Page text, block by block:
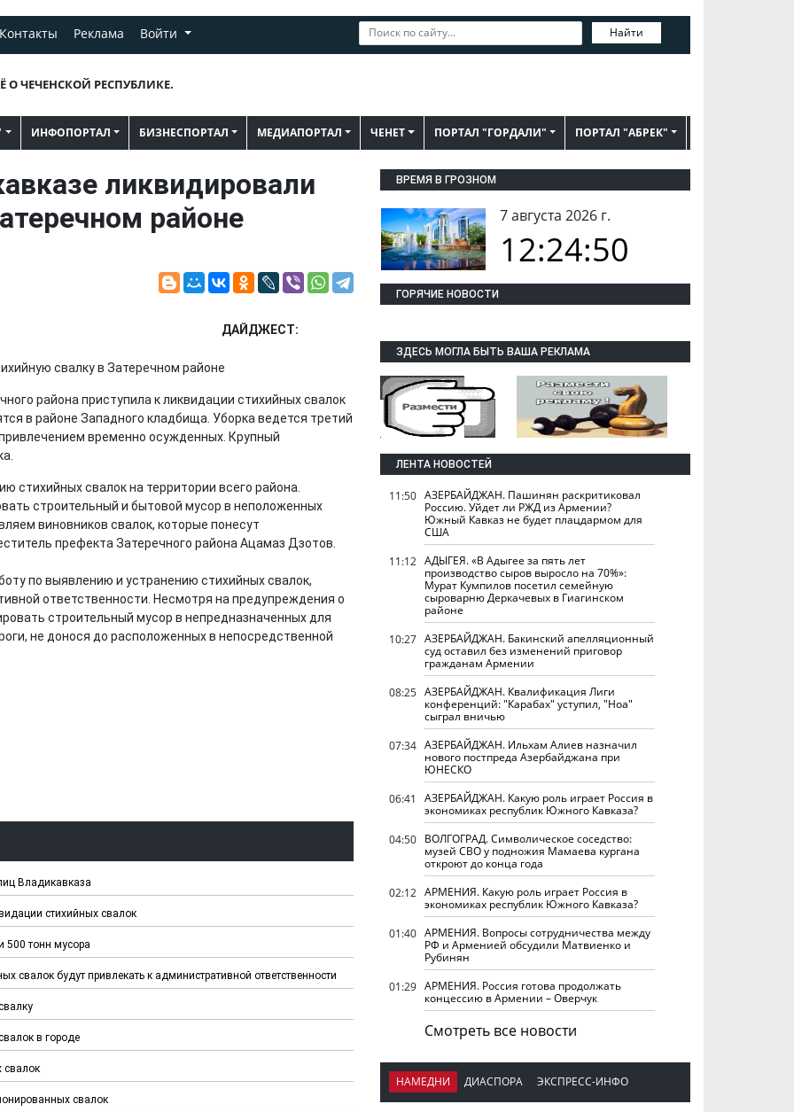
Контакты Реклама Войти Найти
О ЧЕЧЕНСКОЙ РЕСПУБЛИКЕ.
ИНФОПОРТАЛ БИЗНЕСПОРТАЛ МЕДИАПОРТАЛ ЧЕНЕТ ПОРТАЛ "ГОРДАЛИ" ПОРТАЛ "АБРЕК"
ликвидировали
районе
ДАЙДЖЕСТ:
района приступила к ликвидации стихийных свалок
в районе Западного кладбища. Уборка ведется третий
временно осужденных. Крупный
стихийных свалок на территории всего района.
строительный и бытовой мусор в неположенных
виновников свалок, которые понесут
префекта Затеречного района Ацамаз Дзотов.
по выявлению и устранению стихийных свалок,
ответственности. Несмотря на предупреждения о
строительный мусор в непредназначенных для
не донося до расположенных в непосредственной
Владикавказа
стихийных свалок
500 тонн мусора
будут привлекать к административной ответственности
в городе
свалок
свалок
ВРЕМЯ В ГРОЗНОМ
7 августа 2026 г.
12:24:51
ГОРЯЧИЕ НОВОСТИ
ЗДЕСЬ МОГЛА БЫТЬ ВАША РЕКЛАМА
ЛЕНТА НОВОСТЕЙ
11:50 АЗЕРБАЙДЖАН. Пашинян раскритиковал
Россию. Уйдет ли РЖД из Армении?
Южный Кавказ не будет плацдармом для
США
11:12 АДЫГЕЯ. «В Адыгее за пять лет
производство сыров выросло на 70%»:
Мурат Кумпилов посетил семейную
сыроварню Деркачевых в Гиагинском
районе
10:27 АЗЕРБАЙДЖАН. Бакинский апелляционный
суд оставил без изменений приговор
гражданам Армении
08:25 АЗЕРБАЙДЖАН. Квалификация Лиги
конференций: "Карабах" уступил, "Ноа"
сыграл вничью
07:34 АЗЕРБАЙДЖАН. Ильхам Алиев назначил
нового постпреда Азербайджана при
ЮНЕСКО
06:41
АЗЕРБАЙДЖАН. Какую роль играет Россия в
экономиках республик Южного Кавказа?
04:50 ВОЛГОГРАД. Символическое соседство:
музей СВО у подножия Мамаева кургана
откроют до конца года
02:12 АРМЕНИЯ. Какую роль играет Россия в
экономиках республик Южного Кавказа?
01:40 АРМЕНИЯ. Вопросы сотрудничества между
РФ и Арменией обсудили Матвиенко и
Рубинян
01:29 АРМЕНИЯ. Россия готова продолжать
концессию в Армении – Оверчук
Смотреть все новости
НАМЕДНИ ДИАСПОРА ЭКСПРЕСС-ИНФО